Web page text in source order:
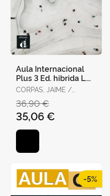
Aula Internacional
Plus 3 Ed. hibrida L.
Del Alumno
CORPAS, JAIME /
SORIANO, CARMEN
36,90 €
35,06 €
-5%